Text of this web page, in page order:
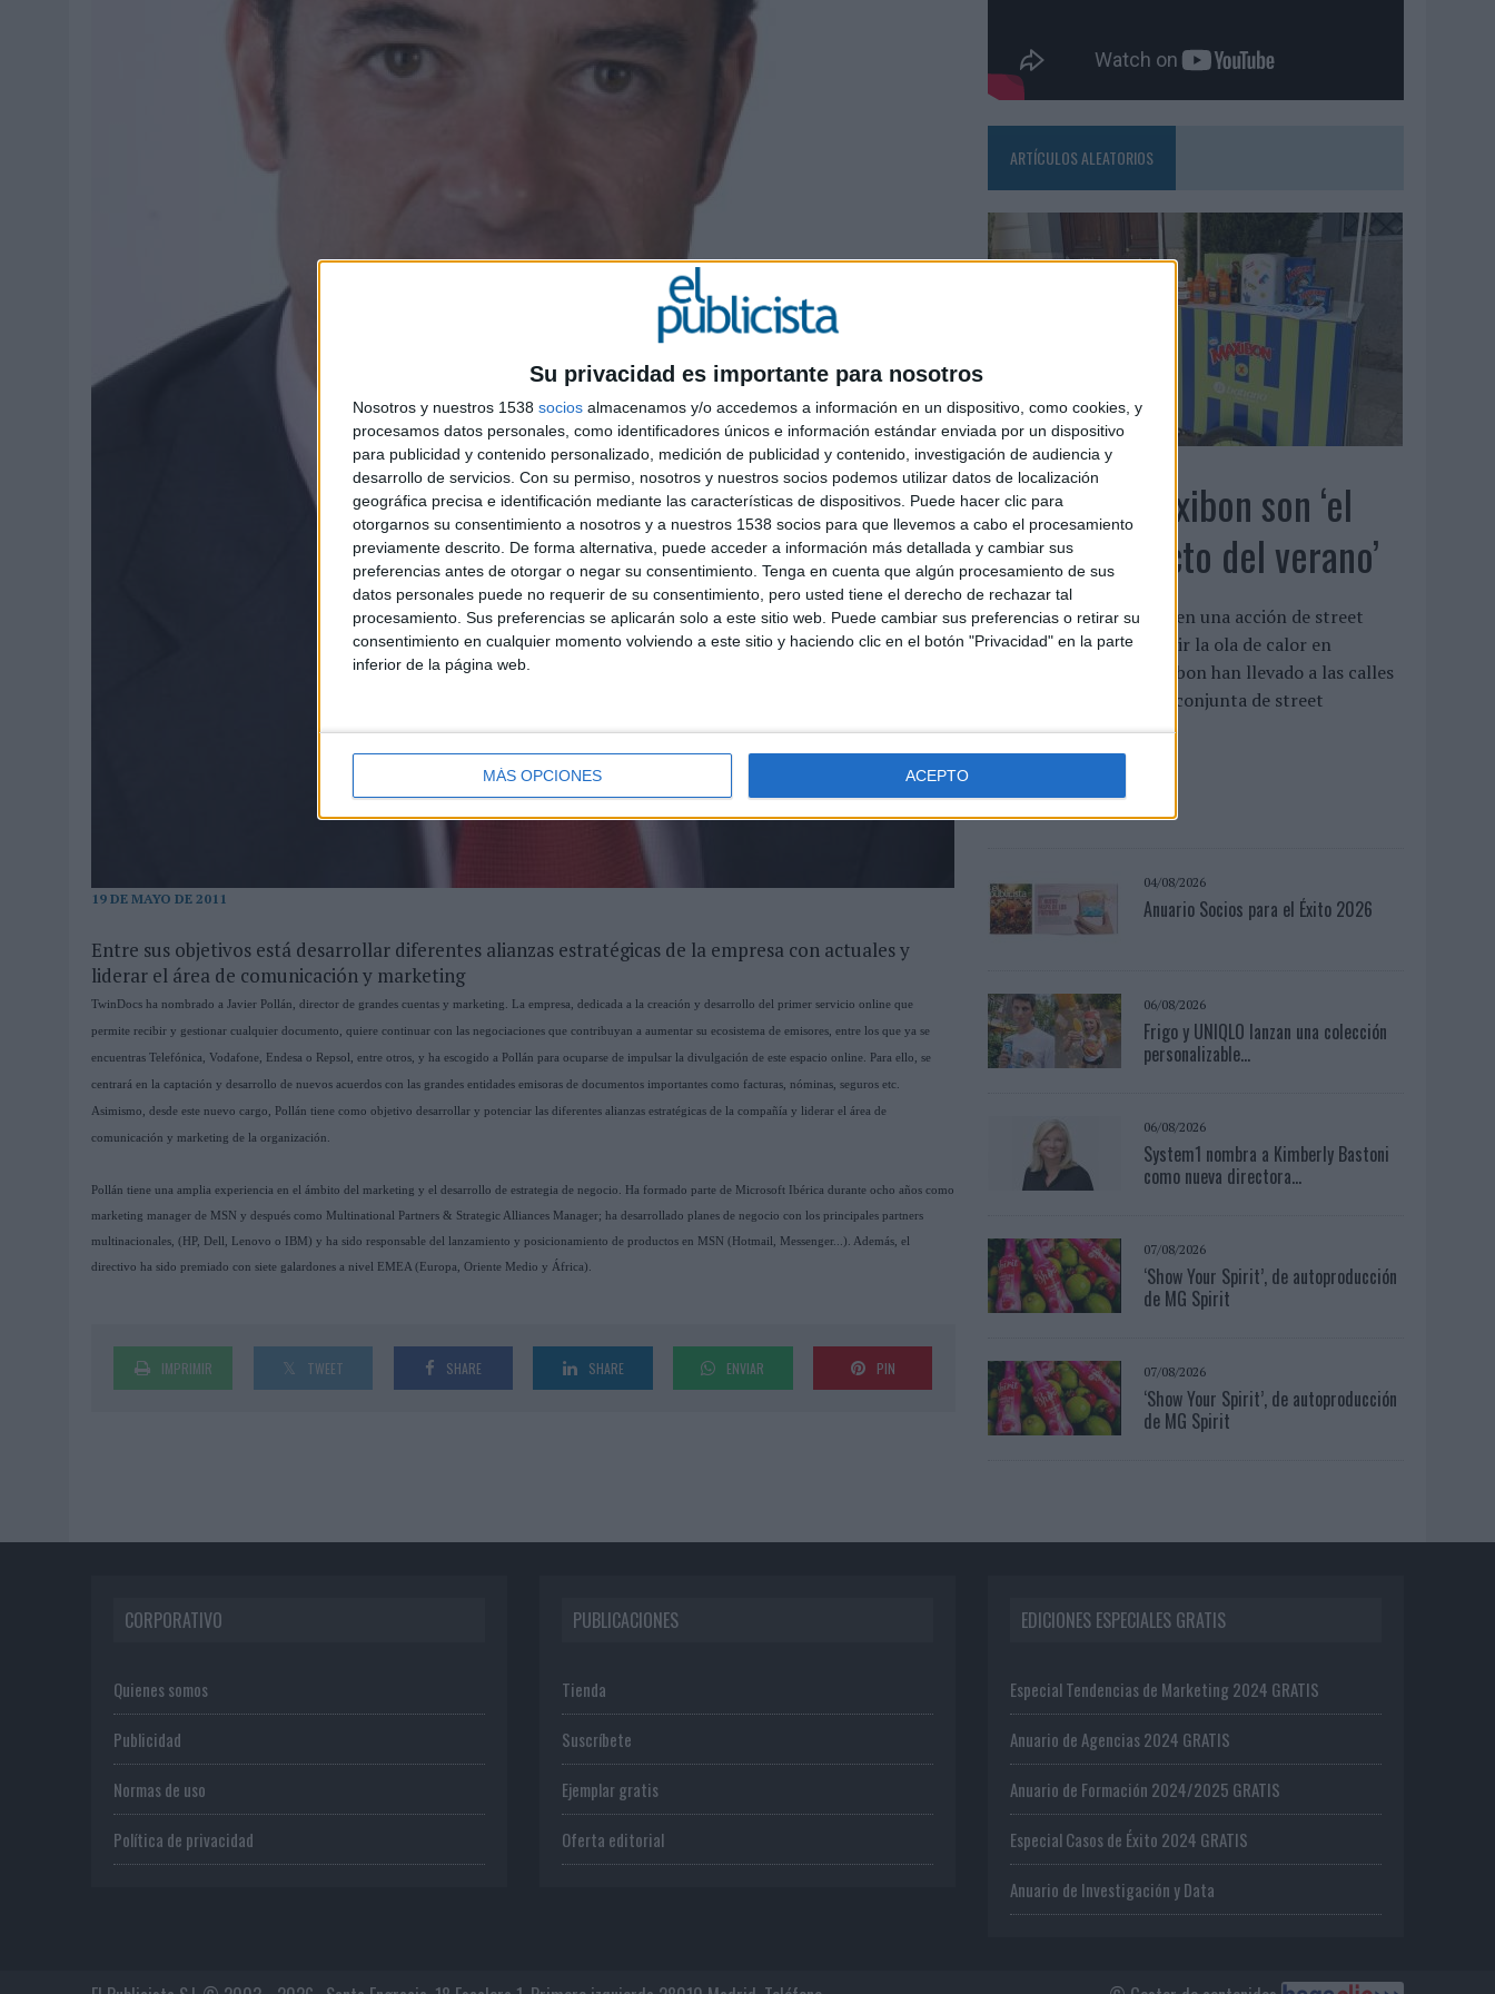
Su privacidad es importante para nosotros
Nosotros y nuestros 1538 socios almacenamos y/o accedemos a información en un dispositivo, como cookies, y
procesamos datos personales, como identificadores únicos e información estándar enviada por un dispositivo
para publicidad y contenido personalizado, medición de publicidad y contenido, investigación de audiencia y
desarrollo de servicios. Con su permiso, nosotros y nuestros socios podemos utilizar datos de localización
geográfica precisa e identificación mediante las características de dispositivos. Puede hacer clic para
otorgarnos su consentimiento a nosotros y a nuestros 1538 socios para que llevemos a cabo el procesamiento
previamente descrito. De forma alternativa, puede acceder a información más detallada y cambiar sus
preferencias antes de otorgar o negar su consentimiento. Tenga en cuenta que algún procesamiento de sus
datos personales puede no requerir de su consentimiento, pero usted tiene el derecho de rechazar tal
procesamiento. Sus preferencias se aplicarán solo a este sitio web. Puede cambiar sus preferencias o retirar su
consentimiento en cualquier momento volviendo a este sitio y haciendo clic en el botón "Privacidad" en la parte
inferior de la página web.
MÁS OPCIONES ACEPTO
‘ALEXIA PUTELLAS X GALAXY Z FOLD8 – SIN LÍMITES’, DE CHEIL SPAIN PARA SAMSUNG ELECTRONICS IBERIA
19 DE MAYO DE 2011
Entre sus objetivos está desarrollar diferentes alianzas estratégicas de la empresa con actuales y
liderar el área de comunicación y marketing
TwinDocs ha nombrado a Javier Pollán, director de grandes cuentas y marketing. La empresa, dedicada a la creación y desarrollo del primer servicio online que
permite recibir y gestionar cualquier documento, quiere continuar con las negociaciones que contribuyan a aumentar su ecosistema de emisores, entre los que ya se
encuentras Telefónica, Vodafone, Endesa o Repsol, entre otros, y ha escogido a Pollán para ocuparse de impulsar la divulgación de este espacio online. Para ello, se
centrará en la captación y desarrollo de nuevos acuerdos con las grandes entidades emisoras de documentos importantes como facturas, nóminas, seguros etc.
Asimismo, desde este nuevo cargo, Pollán tiene como objetivo desarrollar y potenciar las diferentes alianzas estratégicas de la compañía y liderar el área de
comunicación y marketing de la organización.
Pollán tiene una amplia experiencia en el ámbito del marketing y el desarrollo de estrategia de negocio. Ha formado parte de Microsoft Ibérica durante ocho años como
marketing manager de MSN y después como Multinational Partners & Strategic Alliances Manager; ha desarrollado planes de negocio con los principales partners
multinacionales, (HP, Dell, Lenovo o IBM) y ha sido responsable del lanzamiento y posicionamiento de productos en MSN (Hotmail, Messenger...). Además, el
directivo ha sido premiado con siete galardones a nivel EMEA (Europa, Oriente Medio y África).
IMPRIMIR TWEET SHARE SHARE ENVIAR PIN
ARTÍCULOS ALEATORIOS
04/08/2026
Babaria y Maxibon son ‘el
match perfecto del verano’
Ambas marcas se unen en una acción de street
marketing para combatir la ola de calor en
Valencia Babaria y Maxibon han llevado a las calles
de Valencia una acción conjunta de street
marketing para ...
04/08/2026
Anuario Socios para el Éxito 2026
06/08/2026
Frigo y UNIQLO lanzan una colección
personalizable...
06/08/2026
System1 nombra a Kimberly Bastoni
como nueva directora...
07/08/2026
‘Show Your Spirit’, de autoproducción
de MG Spirit
07/08/2026
‘Show Your Spirit’, de autoproducción
de MG Spirit
CORPORATIVO
Quienes somos
Publicidad
Normas de uso
Política de privacidad
PUBLICACIONES
Tienda
Suscríbete
Ejemplar gratis
Oferta editorial
EDICIONES ESPECIALES GRATIS
Especial Tendencias de Marketing 2024 GRATIS
Anuario de Agencias 2024 GRATIS
Anuario de Formación 2024/2025 GRATIS
Especial Casos de Éxito 2024 GRATIS
Anuario de Investigación y Data